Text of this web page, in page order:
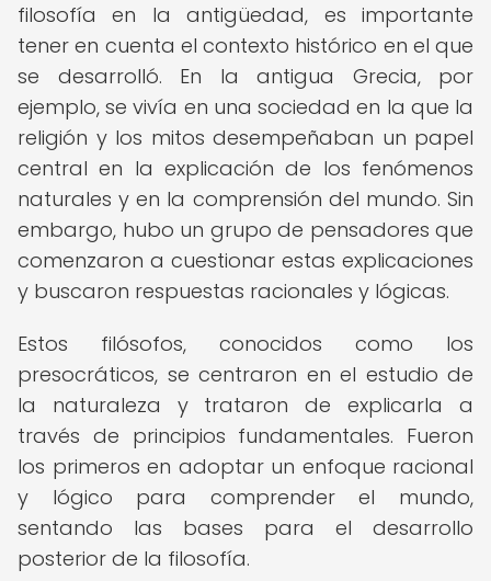
filosofía en la antigüedad, es importante
tener en cuenta el contexto histórico en el que
se desarrolló. En la antigua Grecia, por
ejemplo, se vivía en una sociedad en la que la
religión y los mitos desempeñaban un papel
central en la explicación de los fenómenos
naturales y en la comprensión del mundo. Sin
embargo, hubo un grupo de pensadores que
comenzaron a cuestionar estas explicaciones
y buscaron respuestas racionales y lógicas.
Estos filósofos, conocidos como los
presocráticos, se centraron en el estudio de
la naturaleza y trataron de explicarla a
través de principios fundamentales. Fueron
los primeros en adoptar un enfoque racional
y lógico para comprender el mundo,
sentando las bases para el desarrollo
posterior de la filosofía.